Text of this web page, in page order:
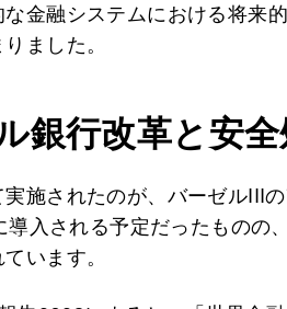
な金融システムにおける将来
ました。
銀行改革と安
実施されたのが、バーゼルIII
導入される予定だったものの
います。